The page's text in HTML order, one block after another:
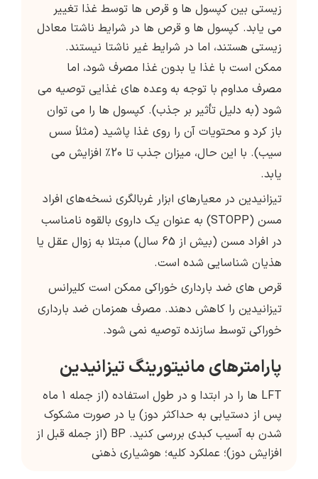
زیستی بین کپسول ها و قرص ها توسط غذا تغییر
می یابد. کپسول ها و قرص ها در شرایط ناشتا معادل
زیستی هستند، اما در شرایط غیر ناشتا نیستند.
ممکن است با غذا یا بدون غذا مصرف شود، اما
مصرف مداوم با توجه به وعده های غذایی توصیه می
شود (به دلیل تأثیر بر جذب). کپسول ها را می توان
باز کرد و محتویات آن را روی غذا پاشید (مثلاً سس
سیب). با این حال، میزان جذب تا 20٪ افزایش می
یابد.
تیزانیدین در معیارهای ابزار غربالگری نسخه‌های افراد
مسن (STOPP) به عنوان یک داروی بالقوه نامناسب
در افراد مسن (بیش از 65 سال) مبتلا به زوال عقل یا
هذیان شناسایی شده است.
قرص های ضد بارداری خوراکی ممکن است کلیرانس
تیزانیدین را کاهش دهند. مصرف همزمان ضد بارداری
خوراکی توسط سازنده توصیه نمی شود.
پارامترهای مانیتورینگ تیزانیدین
LFT ها را در ابتدا و در طول استفاده (از جمله 1 ماه
پس از دستیابی به حداکثر دوز) یا در صورت مشکوک
شدن به آسیب کبدی بررسی کنید. BP (از جمله قبل از
افزایش دوز)؛ عملکرد کلیه؛ هوشیاری ذهنی